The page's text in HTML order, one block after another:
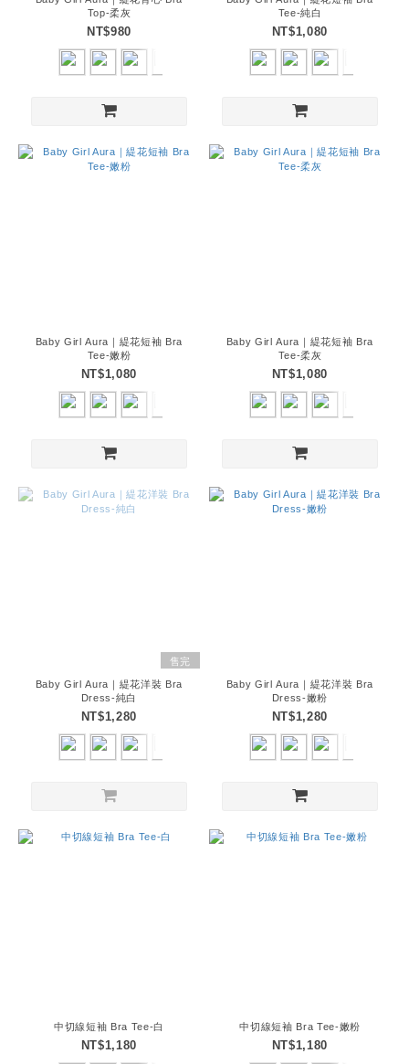
Top-柔灰
NT$980
Tee-純白
NT$1,080
Baby Girl Aura｜緹花短袖 Bra
Tee-嫩粉
NT$1,080
Baby Girl Aura｜緹花短袖 Bra
Tee-柔灰
NT$1,080
售完
Baby Girl Aura｜緹花洋裝 Bra
Dress-純白
NT$1,280
Baby Girl Aura｜緹花洋裝 Bra
Dress-嫩粉
NT$1,280
中切線短袖 Bra Tee-白
NT$1,180
中切線短袖 Bra Tee-嫩粉
NT$1,180